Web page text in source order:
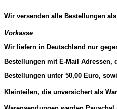
Wir versenden alle Bestellungen
Vorkasse
Wir liefern in Deutschland nur
Bestellungen mit E-Mail Adressen,
Bestellungen unter 50,00 Euro,
Kleinteilen, die unversichert als